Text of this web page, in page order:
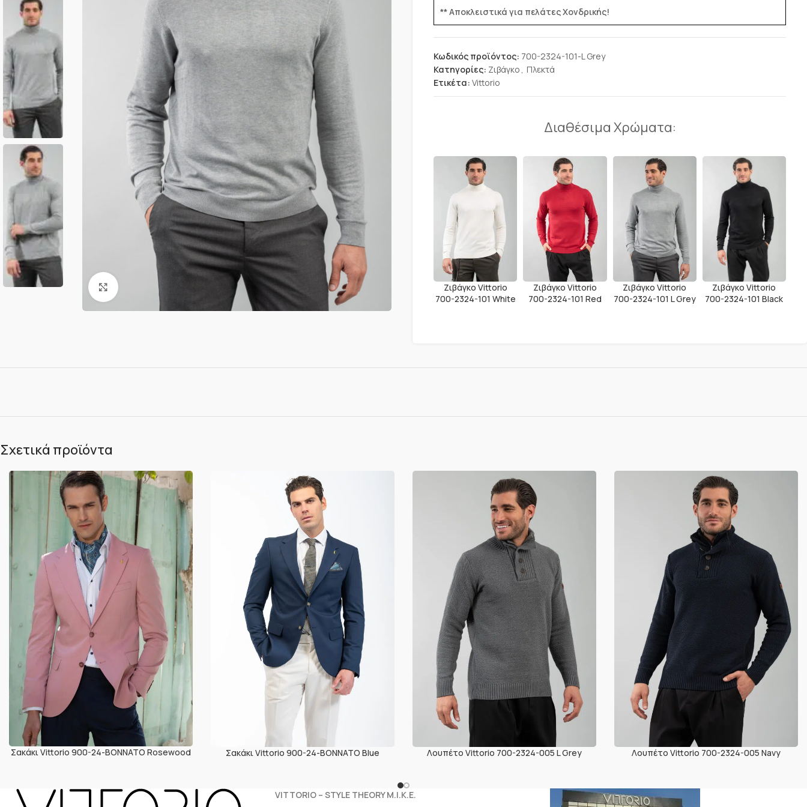
Κλικ για μεγέθυνση
** Αποκλειστικά για πελάτες Χονδρικής!
Κωδικός προϊόντος: 700-2324-101-L Grey
Κατηγορίες: Ζιβάγκο , Πλεκτά
Ετικέτα: Vittorio
Διαθέσιμα Χρώματα:
Ζιβάγκο Vittorio
700-2324-101 White
Ζιβάγκο Vittorio
700-2324-101 Red
Ζιβάγκο Vittorio
700-2324-101 L Grey
Ζιβάγκο Vittorio
700-2324-101 Black
Σχετικά προϊόντα
Σακάκι Vittorio 900-24-BONNATO Rosewood Σακάκι Vittorio 900-24-BONNATO Blue Λουπέτο Vittorio 700-2324-005 L Grey Λουπέτο Vittorio 700-2324-005 Navy
VITTORIO – STYLE THEORY M.I.K.E.